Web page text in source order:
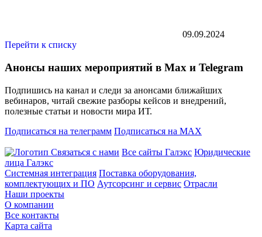
09.09.2024
Перейти к списку
Анонсы наших мероприятий в Max и Telegram
Подпишись на канал и следи за анонсами ближайших
вебинаров, читай свежие разборы кейсов и внедрений,
полезные статьи и новости мира ИТ.
Подписаться на телеграмм Подписаться на MAX
Связаться с нами Все сайты Галэкс Юридические
лица Галэкс
Системная интеграция Поставка оборудования,
комплектующих и ПО Аутсорсинг и сервис Отрасли
Наши проекты
О компании
Все контакты
Карта сайта